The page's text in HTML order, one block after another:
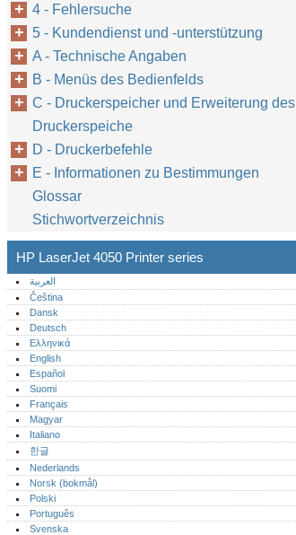
4 - Fehlersuche
5 - Kundendienst und -unterstützung
A - Technische Angaben
B - Menüs des Bedienfelds
C - Druckerspeicher und Erweiterung des
Druckerspeiche
D - Druckerbefehle
E - Informationen zu Bestimmungen
Glossar
Stichwortverzeichnis
HP LaserJet 4050 Printer series
العربية
Čeština
Dansk
Deutsch
Ελληνικά
English
Español
Suomi
Français
Magyar
Italiano
한글
Nederlands
Norsk (bokmål)‎
Polski
Português‎
Svenska